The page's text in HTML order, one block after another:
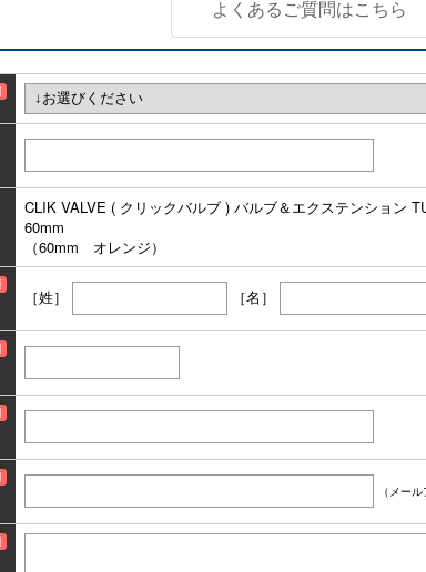
よくあるご質問はこちら
CLIK VALVE ( クリックバルブ ) バルブ＆エクステンション
60mm
（60mm オレンジ）
［姓］ ［名］
（メー